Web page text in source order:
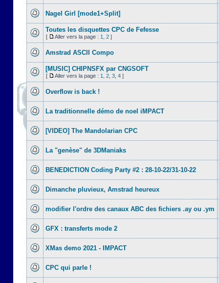
Nagel Girl [mode1+Split]
Toutes les disquettes CPC de Fefesse
[ Aller vers la page : 1 2 ]
Amstrad ASCII Compo
[MUSIC] CHIPNSFX par CNGSOFT
[ Aller vers la page : 1 2 3 4 ]
Overflow is back !
La traditionnelle démo de noel iMPACT
[VIDEO] The Mandolarian CPC
La "genèse" de 3DManiaks
BENEDICTION Coding Party #2 : 28-10-22/31-10-22
Dimanche pluvieux, Amstrad heureux
modifier l'ordre des canaux ABC des fichiers .ay ou .ym
GFX : transferts mode 2
XMas demo 2021 - IMPACT
CPC qui parle !